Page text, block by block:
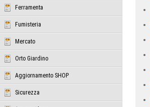
Ferramenta
Fumisteria
Mercato
Orto Giardino
Aggiornamento SHOP
Sicurezza